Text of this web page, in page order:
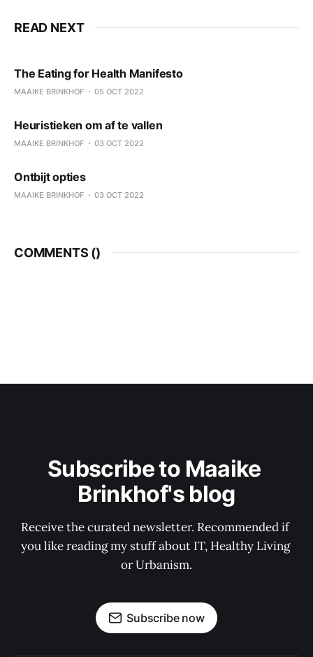
READ NEXT
The Eating for Health Manifesto
MAAIKE BRINKHOF 05 OCT 2022
Heuristieken om af te vallen
MAAIKE BRINKHOF 03 OCT 2022
Ontbijt opties
MAAIKE BRINKHOF 03 OCT 2022
COMMENTS ()
Subscribe to Maaike
Brinkhof's blog
Receive the curated newsletter. Recommended if
you like reading my stuff about IT, Healthy Living
or Urbanism.
Subscribe now